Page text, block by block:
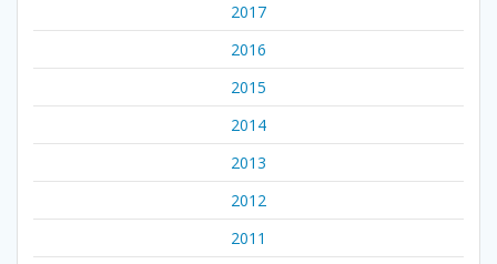
2017
2016
2015
2014
2013
2012
2011